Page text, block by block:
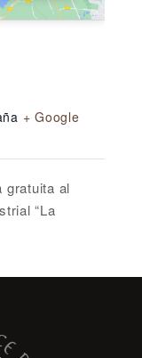
+ Google
gratuita al
“La